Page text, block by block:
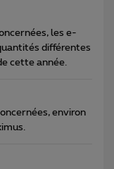
les e-
différentes
cette année.
environ